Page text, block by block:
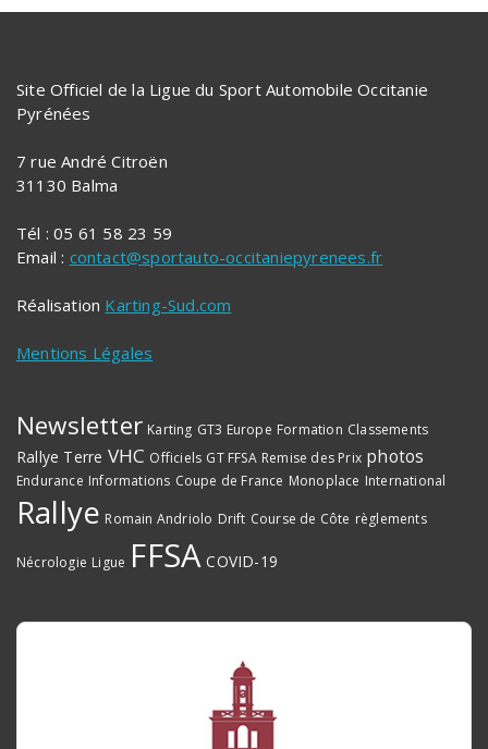
Site Officiel de la Ligue du Sport Automobile Occitanie
Pyrénées
7 rue André Citroën
31130 Balma
Tél : 05 61 58 23 59
Email : contact@sportauto-occitaniepyrenees.fr
Réalisation Karting-Sud.com
Mentions Légales
Newsletter Karting GT3 Europe Formation Classements
Rallye Terre VHC Officiels GT FFSA Remise des Prix photos
Endurance Informations Coupe de France Monoplace International
Rallye Romain Andriolo Drift Course de Côte règlements
Nécrologie Ligue FFSA COVID-19